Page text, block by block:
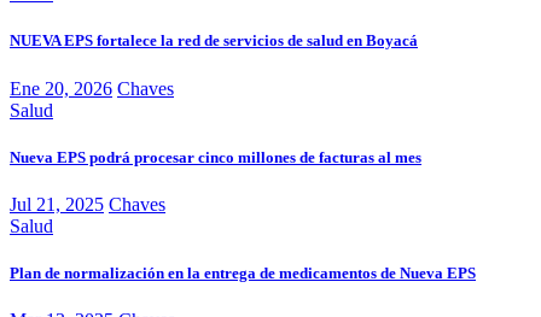
NUEVA EPS fortalece la red de servicios de salud en Boyacá
Ene 20, 2026 Chaves
Salud
Nueva EPS podrá procesar cinco millones de facturas al mes
Jul 21, 2025 Chaves
Salud
Plan de normalización en la entrega de medicamentos de Nueva EPS